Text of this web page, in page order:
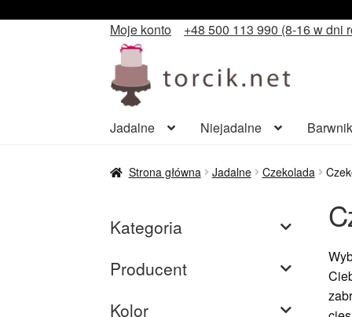
Moje konto +48 500 113 990 (8-16 w dni
Przejdź
do
nawigacji
Przejdź
do
treści
Jadalne Niejadalne
Strona główna Jadalne Czekolada
Kategoria
Producent
Kolor